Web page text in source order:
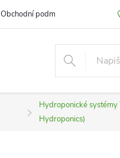
Obchodní podmínky
Hydroponické systémy
Hydroponics)